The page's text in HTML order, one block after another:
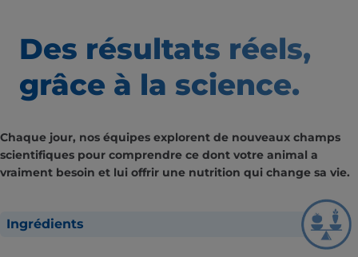
Des résultats réels,
grâce à la science.
Chaque jour, nos équipes explorent de nouveaux champs
scientifiques pour comprendre ce dont votre animal a
vraiment besoin et lui offrir une nutrition qui change sa vie.
Ingrédients